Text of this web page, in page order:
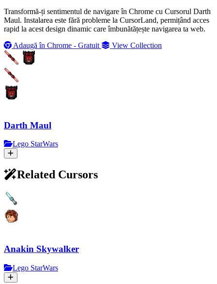
Transformă-ți sentimentul de navigare în Chrome cu Cursorul Darth
Maul. Instalarea este fără probleme la CursorLand, permițând acces
rapid la acest design dinamic care îmbunătățește navigarea ta web.
Adaugă în Chrome - Gratuit
View Collection
Darth Maul
Lego StarWars
Related Cursors
Anakin Skywalker
Lego StarWars